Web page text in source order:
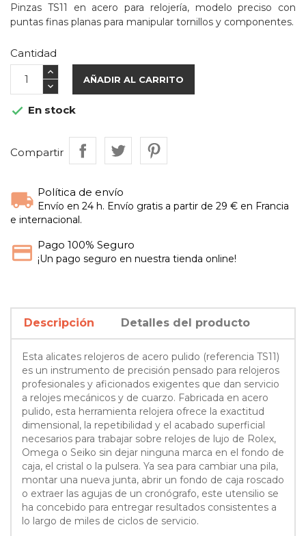
Pinzas TS11 en acero para relojería, modelo preciso con
puntas finas planas para manipular tornillos y componentes.
Cantidad
AÑADIR AL CARRITO
 En stock
Compartir
Política de envío
Envío en 24 h. Envío gratis a partir de 29 € en Francia
e internacional.
Pago 100% Seguro
¡Un pago seguro en nuestra tienda online!
Descripción Detalles del producto
Esta alicates relojeros de acero pulido (referencia TS11)
es un instrumento de precisión pensado para relojeros
profesionales y aficionados exigentes que dan servicio
a relojes mecánicos y de cuarzo. Fabricada en acero
pulido, esta herramienta relojera ofrece la exactitud
dimensional, la repetibilidad y el acabado superficial
necesarios para trabajar sobre relojes de lujo de Rolex,
Omega o Seiko sin dejar ninguna marca en el fondo de
caja, el cristal o la pulsera. Ya sea para cambiar una pila,
montar una nueva junta, abrir un fondo de caja roscado
o extraer las agujas de un cronógrafo, este utensilio se
ha concebido para entregar resultados consistentes a
lo largo de miles de ciclos de servicio.